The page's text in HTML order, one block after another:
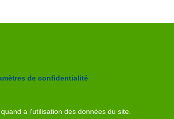
de confidentialité
a l'utilisation des données du site.